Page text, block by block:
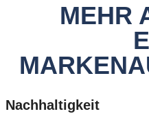
MEHR
Nachhaltigkeit